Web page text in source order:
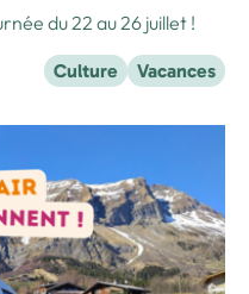
du 22 au 26 juillet !
Culture Vacances